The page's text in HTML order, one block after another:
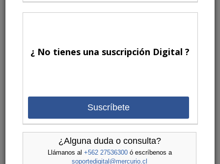
¿ No tienes una suscripción Digital ?
Suscríbete
¿Alguna duda o consulta?
Llámanos al +562 27536300ó escríbenos a
soportedigital@mercurio.cl